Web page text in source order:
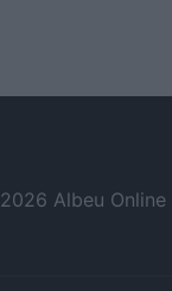
2026 Albeu